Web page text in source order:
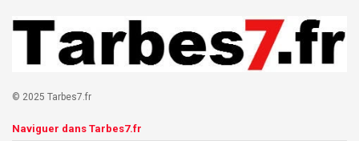
© 2025 Tarbes7.fr
Naviguer dans Tarbes7.fr